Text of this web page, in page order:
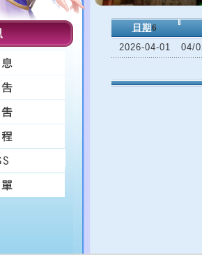
日期 6
2026-04-01
04/